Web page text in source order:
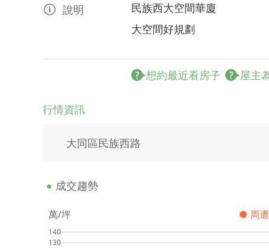
說明
民族西大空間華廈
大空間好規劃
想約最近看房子 屋主
行情資訊
大同區民族西路
成交趨勢
萬/坪 ● 周
130
140